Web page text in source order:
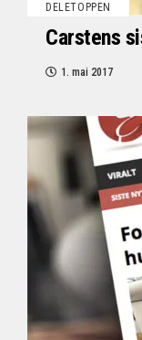
DELETOPPEN
Carstens
1. mai 2017